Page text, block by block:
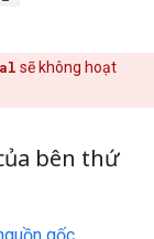
sẽ không hoạt
bên thứ
gốc.